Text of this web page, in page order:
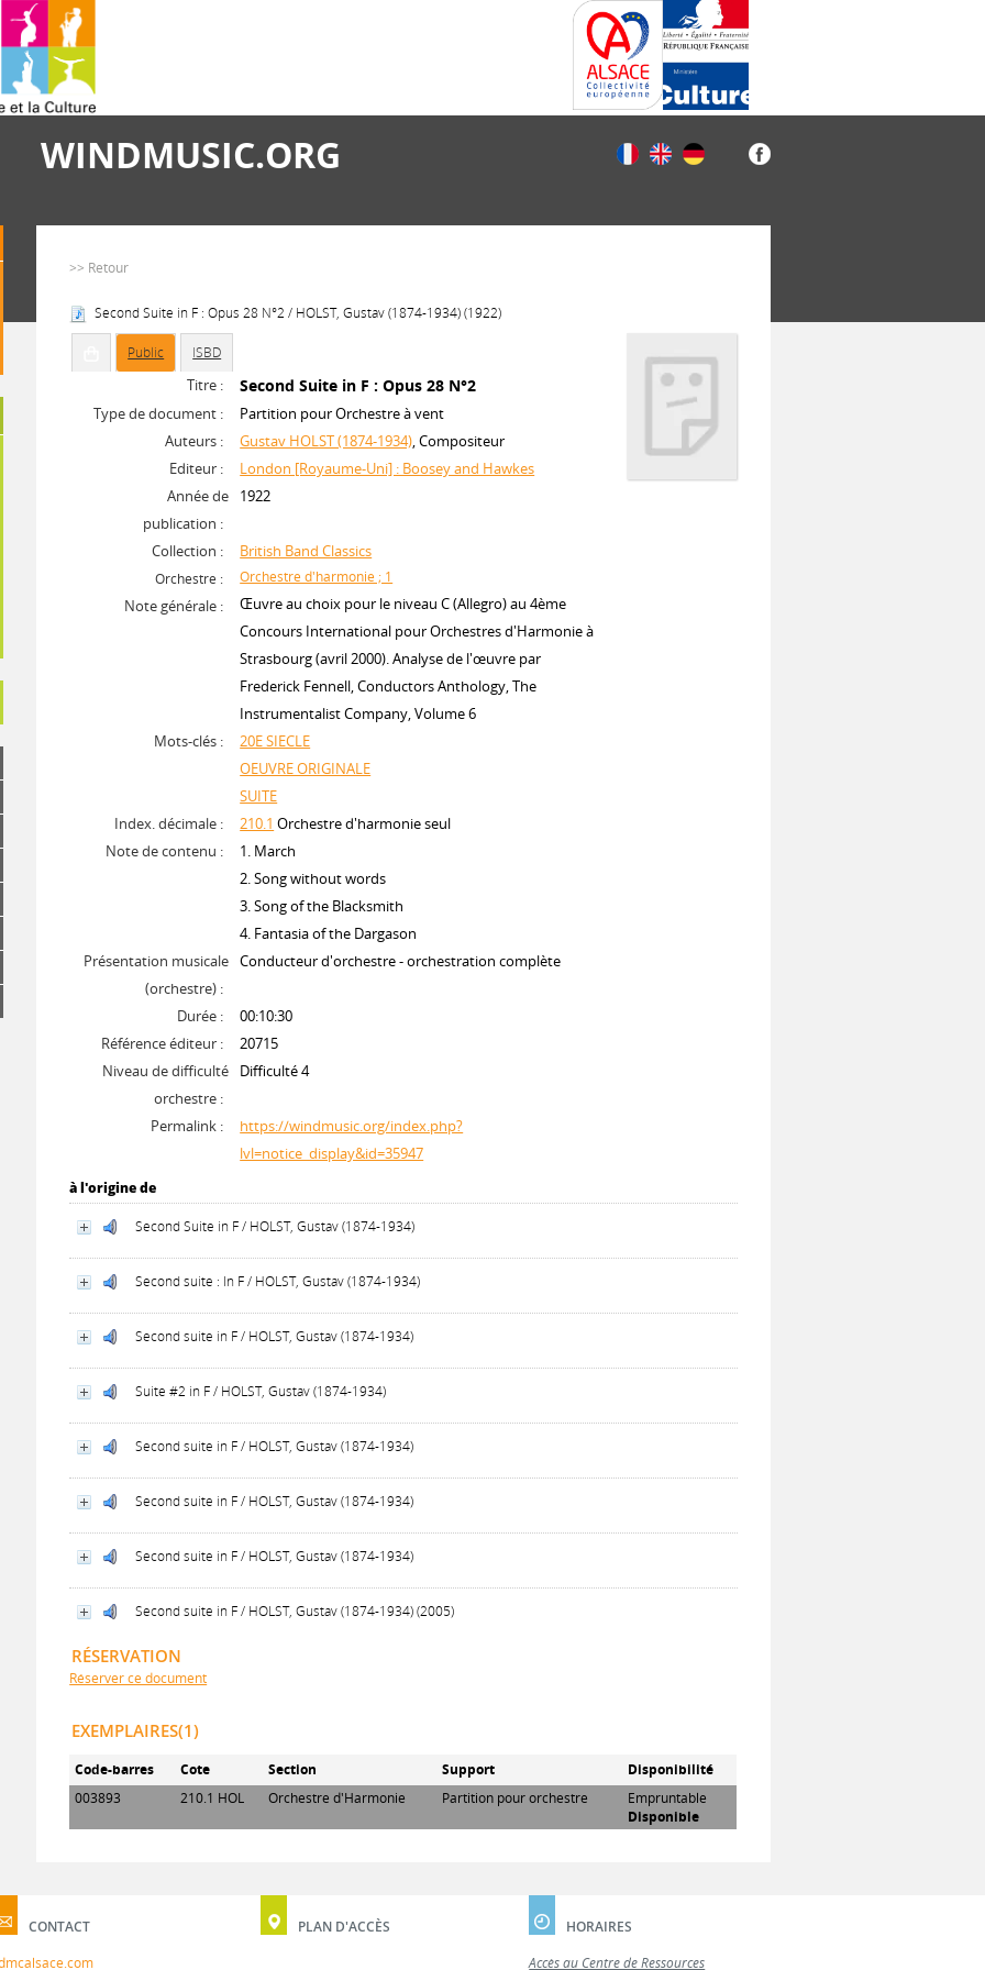
WINDMUSIC.ORG
>> Retour
Second Suite in F : Opus 28 N°2 / HOLST, Gustav (1874-1934) (1922)
Public ISBD
Titre : Second Suite in F : Opus 28 N°2
Type de document :
Partition pour Orchestre à vent
Auteurs :
Gustav HOLST (1874-1934), Compositeur
Editeur :
London [Royaume-Uni] : Boosey and Hawkes
Année de
publication :
1922
Collection : British Band Classics
Orchestre : Orchestre d'harmonie ; 1
Note générale :
Œuvre au choix pour le niveau C (Allegro) au 4ème
Concours International pour Orchestres d'Harmonie à
Strasbourg (avril 2000). Analyse de l'œuvre par
Frederick Fennell, Conductors Anthology, The
Instrumentalist Company, Volume 6
Mots-clés :
20E SIECLE
OEUVRE ORIGINALE
SUITE
Index. décimale :
210.1 Orchestre d'harmonie seul
Note de contenu :
1. March
2. Song without words
3. Song of the Blacksmith
4. Fantasia of the Dargason
Présentation musicale
(orchestre) :
Conducteur d'orchestre - orchestration complète
Durée :
00:10:30
Référence éditeur :
20715
Niveau de difficulté
orchestre :
Difficulté 4
Permalink :
https://windmusic.org/index.php?
lvl=notice_display&id=35947
à l'origine de
Second Suite in F / HOLST, Gustav (1874-1934)
Second suite : In F / HOLST, Gustav (1874-1934)
Second suite in F / HOLST, Gustav (1874-1934)
Suite #2 in F / HOLST, Gustav (1874-1934)
Second suite in F / HOLST, Gustav (1874-1934)
Second suite in F / HOLST, Gustav (1874-1934)
Second suite in F / HOLST, Gustav (1874-1934)
Second suite in F / HOLST, Gustav (1874-1934) (2005)
RÉSERVATION
Réserver ce document
EXEMPLAIRES(1)
Code-barres Cote Section Support
Disponibilité
003893
210.1 HOL Orchestre d'Harmonie Partition pour orchestre
Empruntable
Disponible
CONTACT
PLAN D'ACCÈS
HORAIRES
Accès au Centre de Ressources